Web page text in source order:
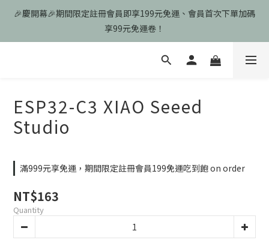
🎉慶開幕🎉期間限定註冊會員即享199元免運、會員首次下單加碼
享99元免運卷！
🎉慶開幕🎉期間限定註冊會員即享199元免運、會員首次下單加碼
享99元免運卷！
歡迎光臨瑪可希維，本站商品皆為台灣現貨、含稅可打統編
🎉慶開幕🎉期間限定註冊會員即享199元免運、會員首次下單加碼
享99元免運卷！
ESP32-C3 XIAO Seeed
Studio
滿999元享免運，期間限定註冊會員199免運吃到飽 on order
NT$163
Quantity